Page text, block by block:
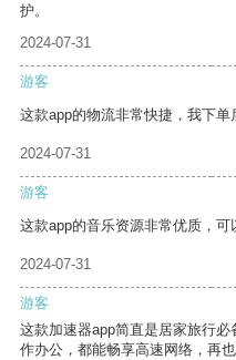
护。
2024-07-31
游客
这款app的物流非常快捷，我下单
2024-07-31
游客
这款app的音乐资源非常优质，可
2024-07-31
游客
这款加速器app简直是居家旅行
作办公，都能畅享高速网络，再